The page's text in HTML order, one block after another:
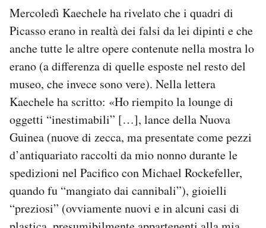
Mercoledì Kaechele ha rivelato che i quadri di
Picasso erano in realtà dei falsi da lei dipinti e che
anche tutte le altre opere contenute nella mostra lo
erano (a differenza di quelle esposte nel resto del
museo, che invece sono vere). Nella lettera
Kaechele ha scritto: «Ho riempito la lounge di
oggetti “inestimabili” […], lance della Nuova
Guinea (nuove di zecca, ma presentate come pezzi
d’antiquariato raccolti da mio nonno durante le
spedizioni nel Pacifico con Michael Rockefeller,
quando fu “mangiato dai cannibali”), gioielli
“preziosi” (ovviamente nuovi e in alcuni casi di